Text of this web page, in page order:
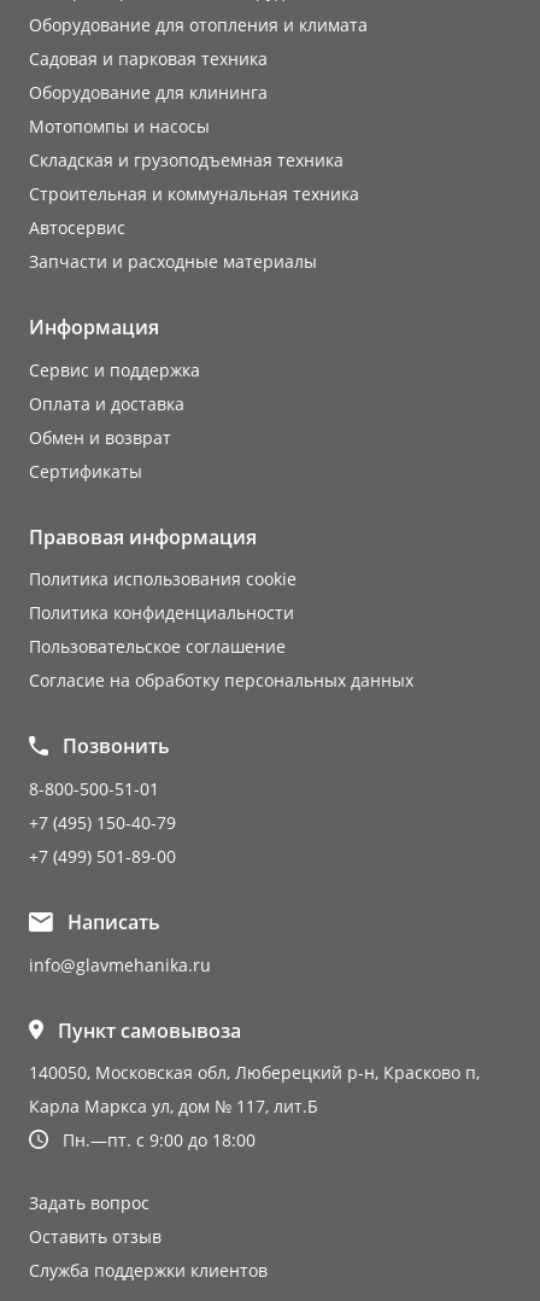
Оборудование для отопления и климата
Садовая и парковая техника
Оборудование для клининга
Мотопомпы и насосы
Складская и грузоподъемная техника
Строительная и коммунальная техника
Автосервис
Запчасти и расходные материалы
Информация
Сервис и поддержка
Оплата и доставка
Обмен и возврат
Сертификаты
Правовая информация
Политика использования cookie
Политика конфиденциальности
Пользовательское соглашение
Согласие на обработку персональных данных
Позвонить
8-800-500-51-01
+7 (495) 150-40-79
+7 (499) 501-89-00
Написать
info@glavmehanika.ru
Пункт самовывоза
140050, Московская обл, Люберецкий р-н, Красково п,
Карла Маркса ул, дом № 117, лит.Б
Пн.—пт. с 9:00 до 18:00
Задать вопрос
Оставить отзыв
Служба поддержки клиентов